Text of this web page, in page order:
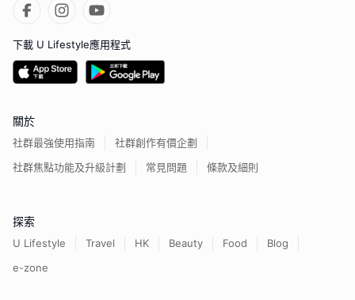
下載 U Lifestyle應用程式
關於
社群最強使用指南
社群創作有價企劃
社群焦點功能及升級計劃
常見問題 條款及細則
探索
U Lifestyle Travel HK Beauty Food
Blog
e-zone